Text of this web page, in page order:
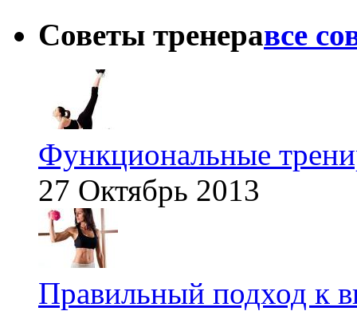
Советы тренеравсе
Функциональные
27 Октябрь 2013
Правильный подход к